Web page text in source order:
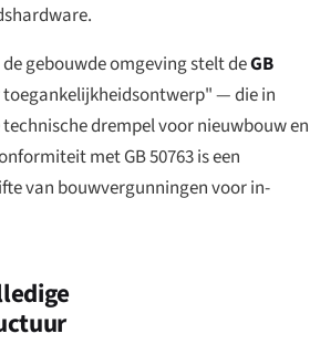
gebouwde omgeving stelt deGB
toegankelijkheidsontwerp" — die in
drempel voor nieuwbouw en
met GB 50763 is een
van bouwvergunningen voor in-